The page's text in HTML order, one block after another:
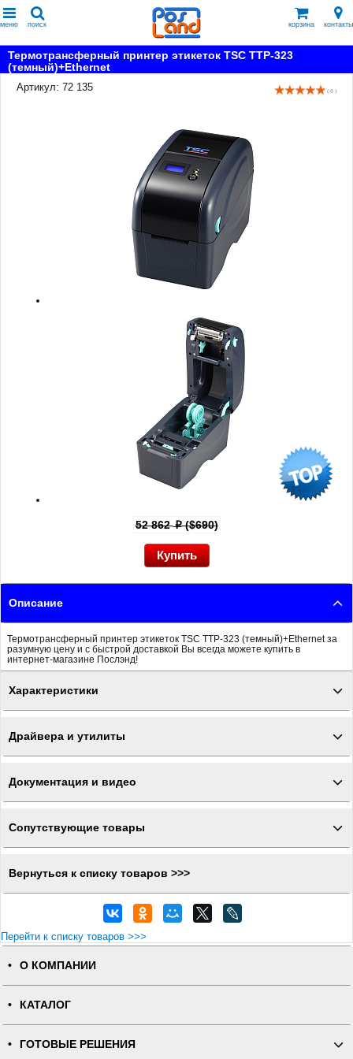
меню поиск корзина контакты
Термотрансферный принтер этикеток TSC TTP-323
(темный)+Ethernet
Артикул: 72 135
( 8 )
52 862p($690)
Описание
Термотрансферный принтер этикеток TSC TTP-323 (темный)+Ethernet за
разумную цену и с быстрой доставкой Вы всегда можете купить в
интернет-магазине Послэнд!
Характеристики
Драйвера и утилиты
Документация и видео
Сопутствующие товары
Вернуться к списку товаров >>>
Перейти к списку товаров >>>
О КОМПАНИИ
КАТАЛОГ
ГОТОВЫЕ РЕШЕНИЯ